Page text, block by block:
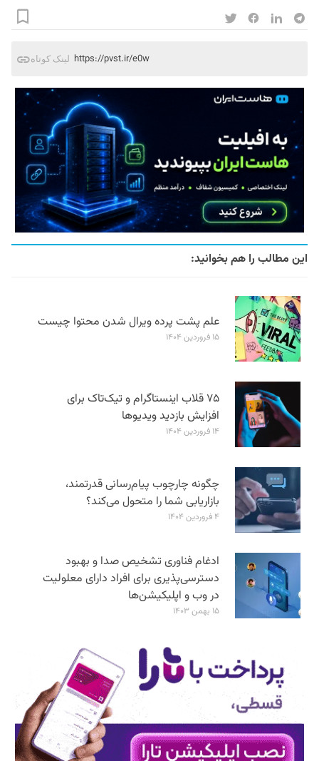
لینک کوتاه https://pvst.ir/e0w
این مطالب را هم بخوانید:
علم پشت پرده ویرال شدن محتوا چیست
۱۵ فروردین ۱۴۰۴
۷۵ قلاب اینستاگرام و تیک‌تاک برای
افزایش بازدید ویدیوها
۱۴ فروردین ۱۴۰۴
چگونه چارچوب پیام‌رسانی قدرتمند،
بازاریابی شما را متحول می‌کند؟
۴ فروردین ۱۴۰۴
ادغام فناوری تشخیص صدا و بهبود
دسترسی‌پذیری برای افراد دارای معلولیت
در وب و اپلیکیشن‌ها
۱۵ بهمن ۱۴۰۳